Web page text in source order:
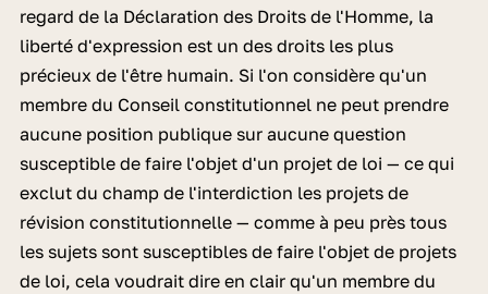
regard de la Déclaration des Droits de l'Homme, la
liberté d'expression est un des droits les plus
précieux de l'être humain. Si l'on considère qu'un
membre du Conseil constitutionnel ne peut prendre
aucune position publique sur aucune question
susceptible de faire l'objet d'un projet de loi — ce qui
exclut du champ de l'interdiction les projets de
révision constitutionnelle — comme à peu près tous
les sujets sont susceptibles de faire l'objet de projets
de loi, cela voudrait dire en clair qu'un membre du